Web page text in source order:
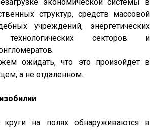
экономической системы в
структур, средств массовой
учреждений, энергетических
технологических секторов и
ожидать, что это произойдет в
а не отдаленном.
круги на полях обнаруживаются в